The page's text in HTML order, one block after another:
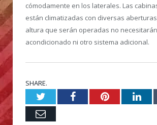
cómodamente en los laterales. Las
están climatizadas con diversas
altura que serán operadas no
acondicionado ni otro sistema adicional.
SHARE.
TwitterFacebookPinterest
Email